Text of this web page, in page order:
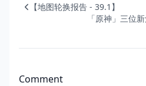
【地图轮换报告 - 39.1】
「原神」三位
Comment